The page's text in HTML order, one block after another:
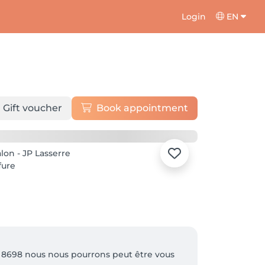
Login EN
Gift voucher Book appointment
nous nous pourrons peut être vous